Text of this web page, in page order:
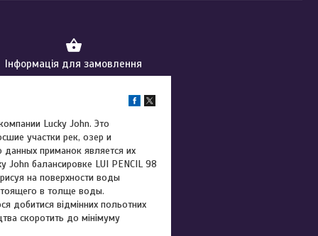
Інформація для замовлення
Lucky John. Это
участки рек, озер и
приманок является их
балансировке LUI PENCIL 98
на поверхности воды
в толще воды.
добитися відмінних польотних
скоротить до мінімуму